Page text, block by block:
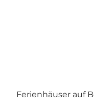
Ferienhäuser auf